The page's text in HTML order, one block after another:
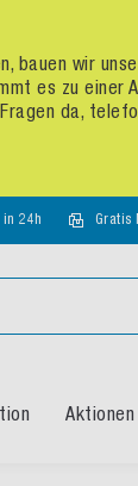
wir
es zu
da,
in 24h Gratis